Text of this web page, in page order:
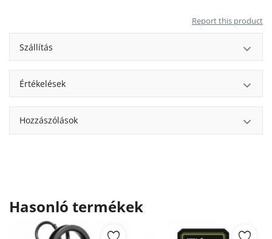
Report this product
Szállítás
Értékelések
Hozzászólások
Hasonló termékek